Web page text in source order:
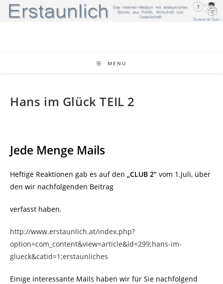
Zum
Inhalt
MENÜ
Hans im Glück TEIL 2
Jede Menge Mails
Heftige Reaktionen gab es auf den „CLUB 2“ vom 1.Juli, über
den wir nachfolgenden Beitrag
verfasst haben.
http://www.erstaunlich.at/index.php?
option=com_content&view=article&id=299;hans-im-
glueck&catid=1;erstaunliches
Einige interessante Mails haben wir für Sie nachfolgend